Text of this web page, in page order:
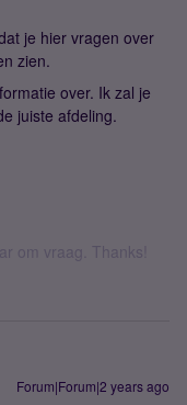
je hier vragen over
zien.
over. Ik zal je
juiste afdeling.
om vraag. Thanks!
Forum|Forum|2 years ago